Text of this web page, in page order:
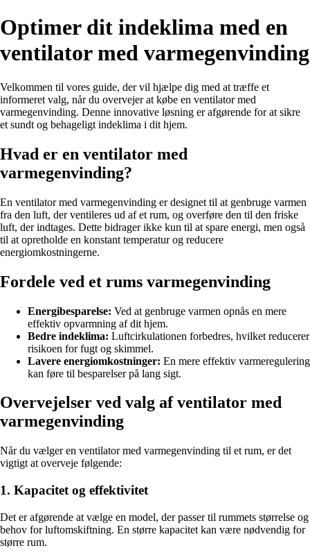
Optimer dit indeklima med en
ventilator med varmegenvinding
Velkommen til vores guide, der vil hjælpe dig med at træffe et
informeret valg, når du overvejer at købe en ventilator med
varmegenvinding. Denne innovative løsning er afgørende for at sikre
et sundt og behageligt indeklima i dit hjem.
Hvad er en ventilator med
varmegenvinding?
En ventilator med varmegenvinding er designet til at genbruge varmen
fra den luft, der ventileres ud af et rum, og overføre den til den friske
luft, der indtages. Dette bidrager ikke kun til at spare energi, men også
til at opretholde en konstant temperatur og reducere
energiomkostningerne.
Fordele ved et rums varmegenvinding
Energibesparelse: Ved at genbruge varmen opnås en mere
effektiv opvarmning af dit hjem.
Bedre indeklima: Luftcirkulationen forbedres, hvilket reducerer
risikoen for fugt og skimmel.
Lavere energiomkostninger: En mere effektiv varmeregulering
kan føre til besparelser på lang sigt.
Overvejelser ved valg af ventilator med
varmegenvinding
Når du vælger en ventilator med varmegenvinding til et rum, er det
vigtigt at overveje følgende:
1. Kapacitet og effektivitet
Det er afgørende at vælge en model, der passer til rummets størrelse og
behov for luftomskiftning. En større kapacitet kan være nødvendig for
større rum.